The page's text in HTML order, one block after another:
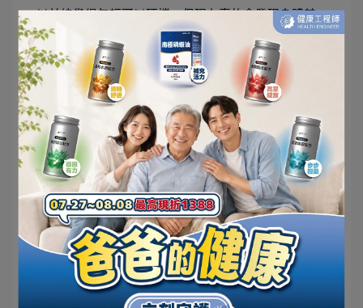
以前總覺得年輕可以硬撐，但現在真的會發現身體其
實什麼都記得。
熬夜、外食、壓力、久坐，短時間可能沒感覺，
但累積久了，身體狀態真的會慢慢反映出來。
所以現在很多人開始保養，不是因為突然變養生，
而是希望在忙碌生活裡，至少讓身體不要消耗得太
快。
FAQ 關於上班族身體保健常見的問題
1.上班族為什麼特別容易覺得累？
很多上班族長時間久坐、外食、熬夜，加上工作壓力